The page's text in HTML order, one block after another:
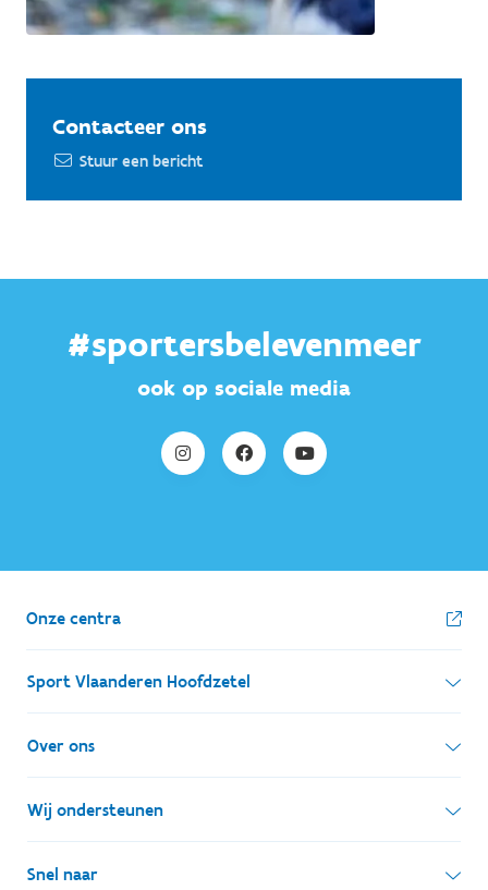
Contacteer ons
Stuur een bericht
#sportersbelevenmeer
ook op sociale media
Onze centra
Sport Vlaanderen Hoofdzetel
Simon Bolivarlaan 17
1000 Brussel
Ondernemingsnummer: BE 0248.142.826
Over ons
Wie zijn we, wat doen we
Onze centra
Wij ondersteunen
Lokale besturen
Snel naar